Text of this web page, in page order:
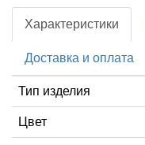
Характеристики
Доставка и оплата
Тип изделия
Цвет